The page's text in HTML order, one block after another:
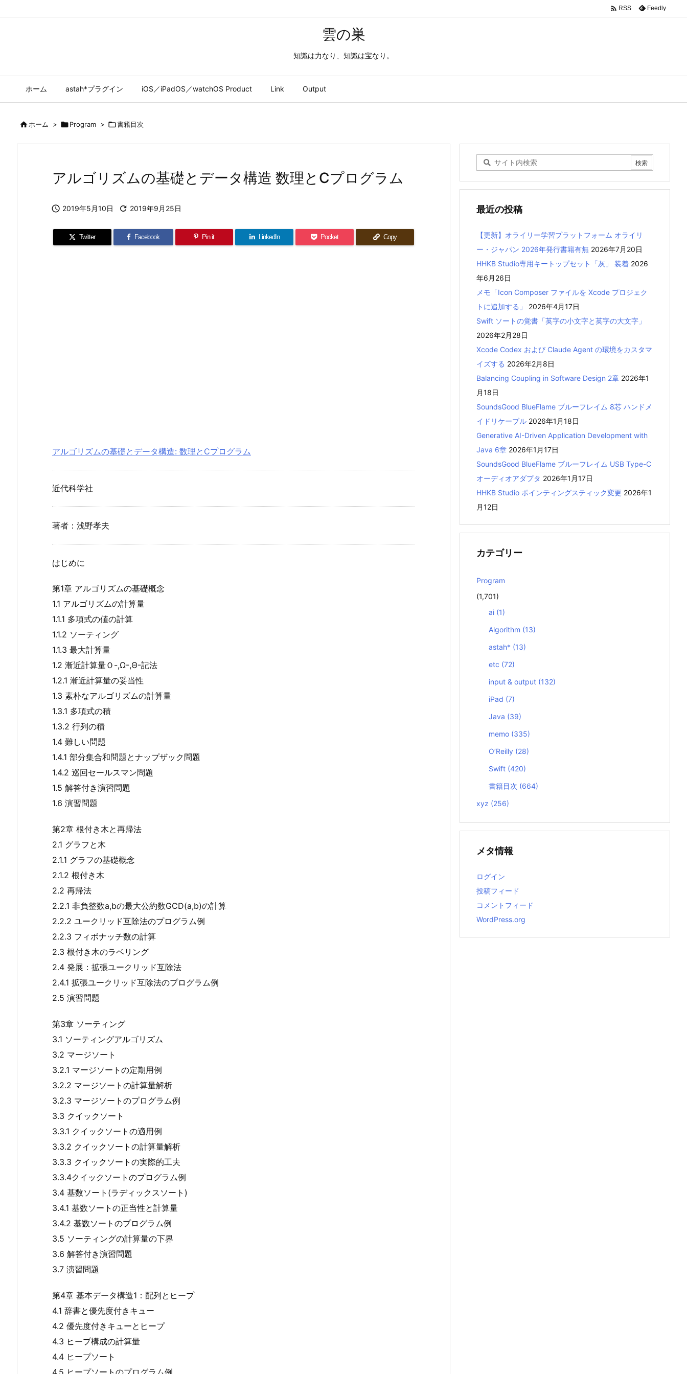
雲の巣
知識は力なり、知識は宝なり。
ホーム astah*プラグイン iOS／iPadOS／watchOS Product Link Output
 RSS Feedly
ホーム > Program > 書籍目次
アルゴリズムの基礎とデータ構造 数理とCプログラム
 2019年5月10日  2019年9月25日
Twitter Facebook Pin it LinkedIn Pocket Copy
アルゴリズムの基礎とデータ構造: 数理とCプログラム
近代科学社
著者：浅野孝夫
はじめに
第1章 アルゴリズムの基礎概念
1.1 アルゴリズムの計算量
1.1.1 多項式の値の計算
1.1.2 ソーティング
1.1.3 最大計算量
1.2 漸近計算量Ｏ-,Ω-,Θ-記法
1.2.1 漸近計算量の妥当性
1.3 素朴なアルゴリズムの計算量
1.3.1 多項式の積
1.3.2 行列の積
1.4 難しい問題
1.4.1 部分集合和問題とナップザック問題
1.4.2 巡回セールスマン問題
1.5 解答付き演習問題
1.6 演習問題
第2章 根付き木と再帰法
2.1 グラフと木
2.1.1 グラフの基礎概念
2.1.2 根付き木
2.2 再帰法
2.2.1 非負整数a,bの最大公約数GCD(a,b)の計算
2.2.2 ユークリッド互除法のプログラム例
2.2.3 フィボナッチ数の計算
2.3 根付き木のラベリング
2.4 発展：拡張ユークリッド互除法
2.4.1 拡張ユークリッド互除法のプログラム例
2.5 演習問題
第3章 ソーティング
3.1 ソーティングアルゴリズム
3.2 マージソート
3.2.1 マージソートの定期用例
3.2.2 マージソートの計算量解析
3.2.3 マージソートのプログラム例
3.3 クイックソート
3.3.1 クイックソートの適用例
3.3.2 クイックソートの計算量解析
3.3.3 クイックソートの実際的工夫
3.3.4クイックソートのプログラム例
3.4 基数ソート(ラディックスソート)
3.4.1 基数ソートの正当性と計算量
3.4.2 基数ソートのプログラム例
3.5 ソーティングの計算量の下界
3.6 解答付き演習問題
3.7 演習問題
第4章 基本データ構造1：配列とヒープ
4.1 辞書と優先度付きキュー
4.2 優先度付きキューとヒープ
4.3 ヒープ構成の計算量
4.4 ヒープソート
4.5 ヒープソートのプログラム例
最近の投稿
【更新】オライリー学習プラットフォーム オライリ
ー・ジャパン 2026年発行書籍有無 2026年7月20日
HHKB Studio専用キートップセット「灰」 装着 2026
年6月26日
メモ「Icon Composer ファイルを Xcode プロジェク
トに追加する」
2026年4月17日
Swift ソートの覚書「英字の小文字と英字の大文字」
2026年2月28日
Xcode Codex および Claude Agent の環境をカスタマ
イズする 2026年2月8日
Balancing Coupling in Software Design 2章 2026年1
月18日
SoundsGood BlueFlame ブルーフレイム 8芯 ハンドメ
イドリケーブル 2026年1月18日
Generative AI-Driven Application Development with
Java 6章 2026年1月17日
SoundsGood BlueFlame ブルーフレイム USB Type-C
オーディオアダプタ 2026年1月17日
HHKB Studio ポインティングスティック変更 2026年1
月12日
カテゴリー
Program
(1,701)
ai (1)
Algorithm (13)
astah* (13)
etc (72)
input & output (132)
iPad (7)
Java (39)
memo (335)
O’Reilly (28)
Swift (420)
書籍目次 (664)
xyz (256)
メタ情報
ログイン
投稿フィード
コメントフィード
WordPress.org